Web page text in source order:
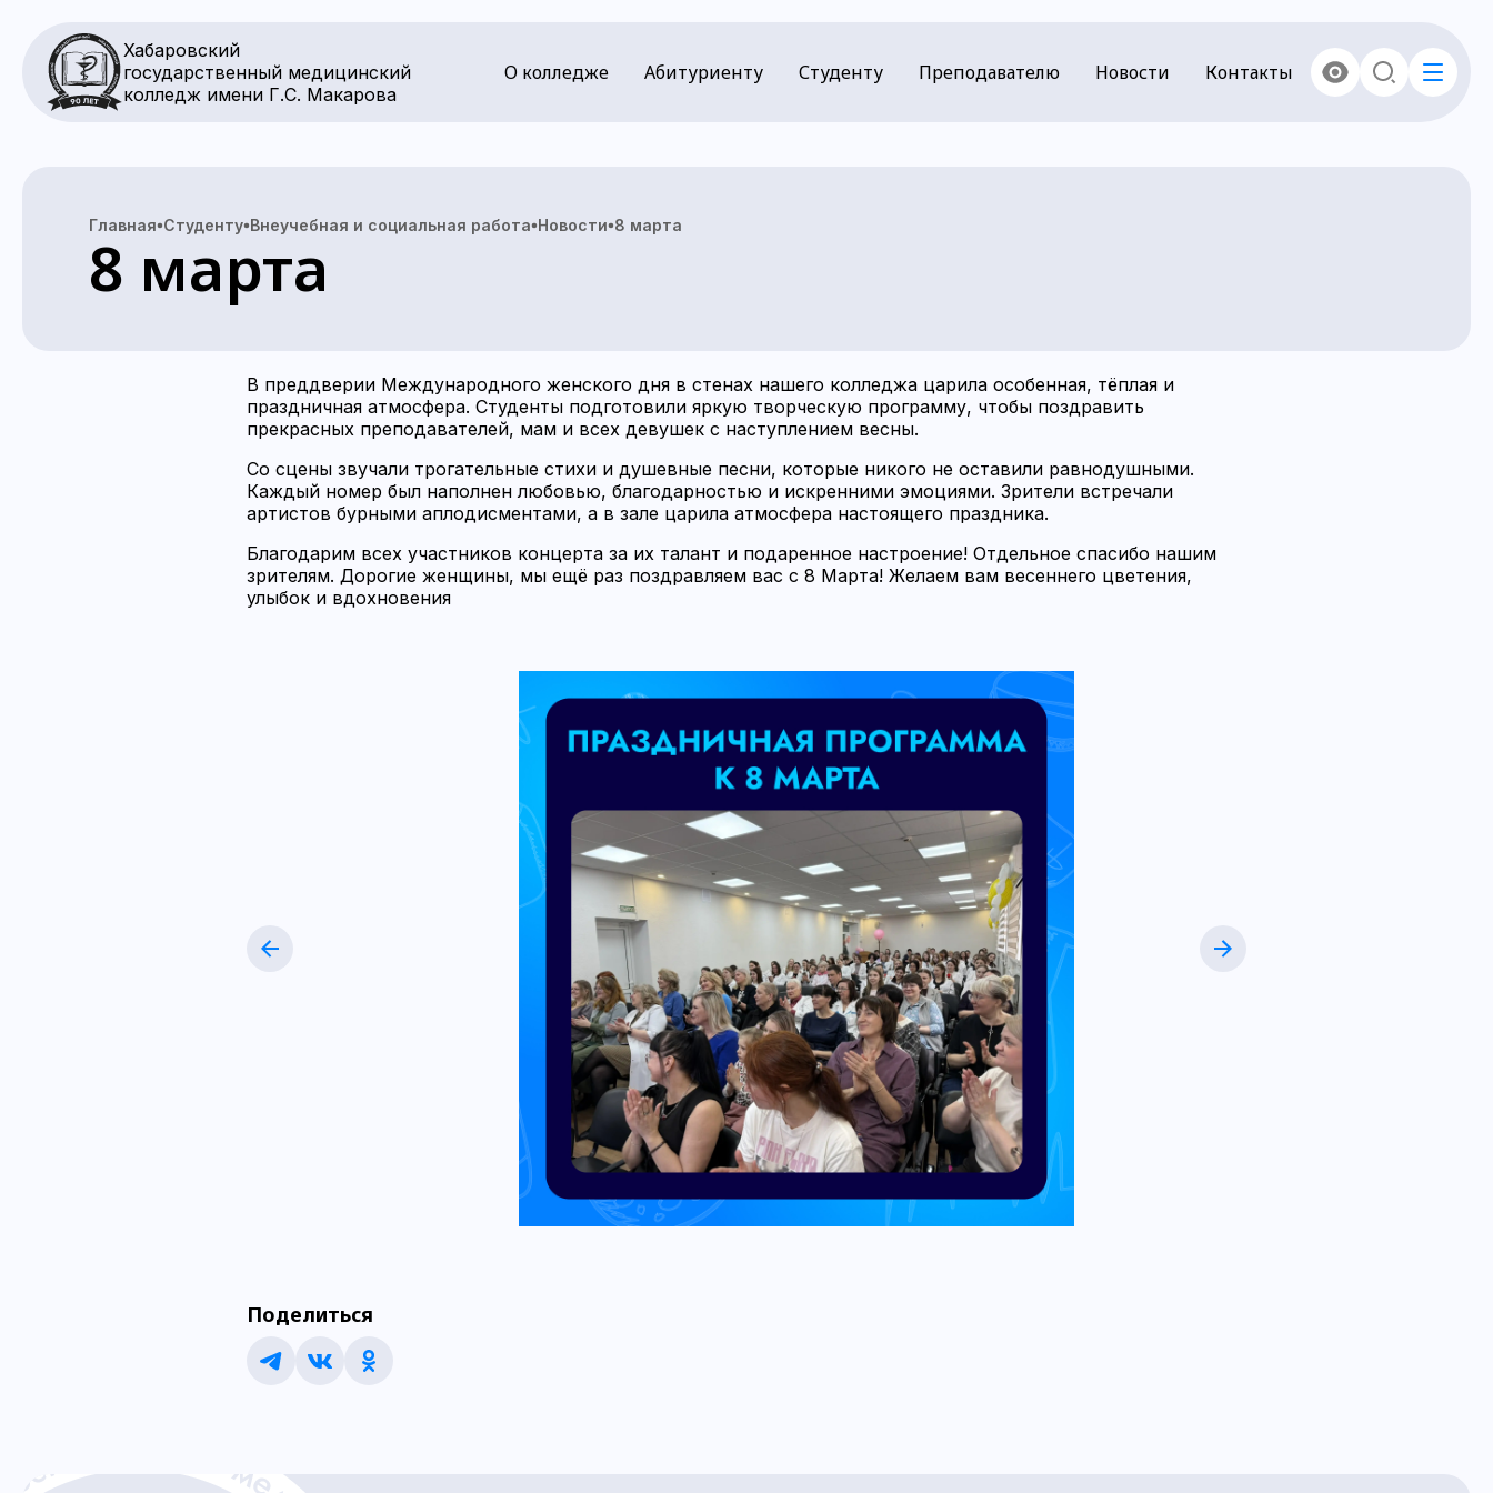
Хабаровский
государственный медицинский
колледж имени Г.С. Макарова
О колледже Абитуриенту Студенту Преподавателю Новости Контакты
Главная Студенту Внеучебная и социальная работа Новости 8 марта
8 марта
В преддверии Международного женского дня в стенах нашего колледжа царила особенная, тёплая и
праздничная атмосфера. Студенты подготовили яркую творческую программу, чтобы поздравить
прекрасных преподавателей, мам и всех девушек с наступлением весны.
Со сцены звучали трогательные стихи и душевные песни, которые никого не оставили равнодушными.
Каждый номер был наполнен любовью, благодарностью и искренними эмоциями. Зрители встречали
артистов бурными аплодисментами, а в зале царила атмосфера настоящего праздника.
Благодарим всех участников концерта за их талант и подаренное настроение! Отдельное спасибо нашим
зрителям. Дорогие женщины, мы ещё раз поздравляем вас с 8 Марта! Желаем вам весеннего цветения,
улыбок и вдохновения
Поделиться